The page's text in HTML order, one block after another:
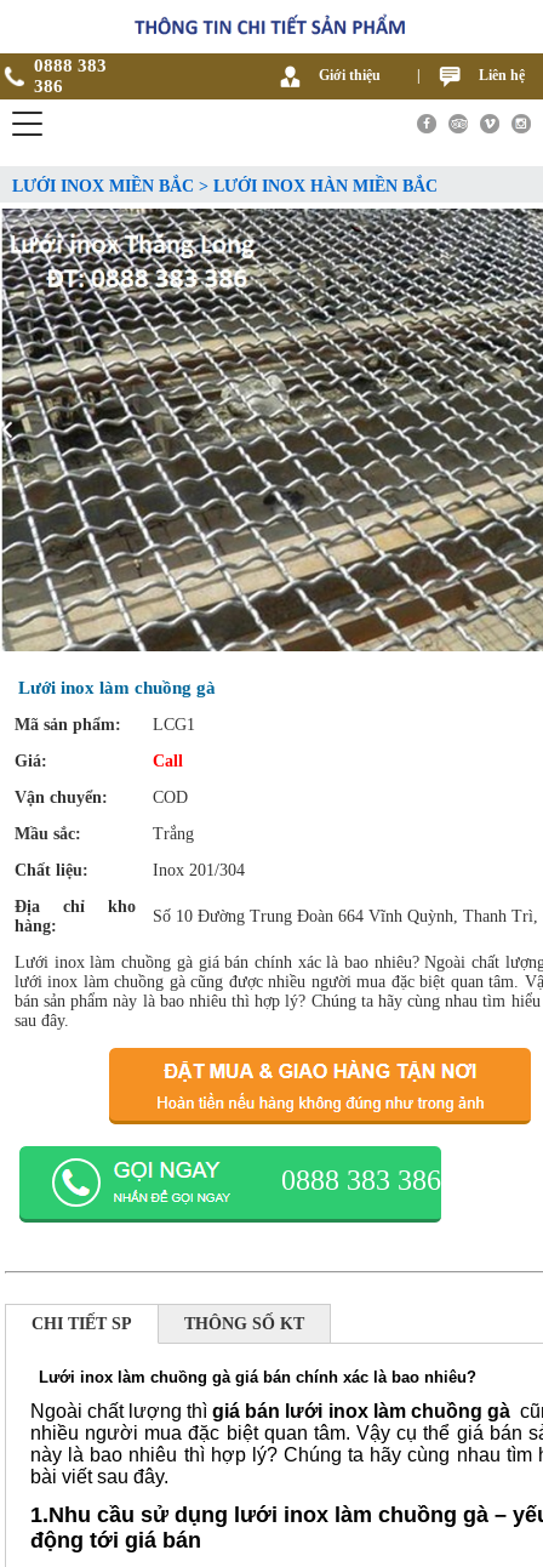
0888 383
386
Giới thiệu Liên hệ
LƯỚI INOX MIỀN BẮC > LƯỚI INOX HÀN MIỀN BẮC
Lưới inox làm chuồng gà
Mã sản phẩm:
LCG1
Giá:
Call
Vận chuyển:
COD
Mầu sắc:
Trắng
Chất liệu:
Inox 201/304
Địa chỉ kho
hàng:
Số 10 Đường Trung Đoàn 664 Vĩnh Quỳnh, Thanh Trì,
Lưới inox làm chuồng gà giá bán chính xác là bao nhiêu? Ngoài chất
lưới inox làm chuồng gà cũng được nhiều người mua đặc biệt quan tâm.
bán sản phẩm này là bao nhiêu thì hợp lý? Chúng ta hãy cùng nhau tìm
sau đây.
0888 383 386
CHI TIẾT SP THÔNG SỐ KT
Lưới inox làm chuồng gà giá bán chính xác là bao nhiêu?
Ngoài chất lượng thìgiá bán lưới inox làm chuồng gà
nhiều người mua đặc biệt quan tâm. Vậy cụ thể giá bán
này là bao nhiêu thì hợp lý? Chúng ta hãy cùng nhau tìm
bài viết sau đây.
1.Nhu cầu sử dụng lưới inox làm chuồng gà –
động tới giá bán